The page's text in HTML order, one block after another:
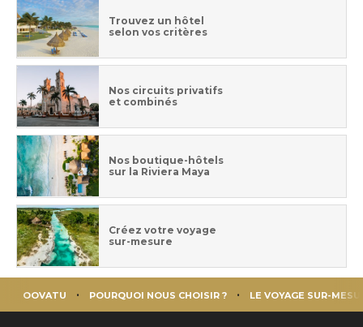
Trouvez un hôtel
selon vos critères
Nos circuits privatifs
et combinés
Nos boutique-hôtels
sur la Riviera Maya
Créez votre voyage
sur-mesure
OOVATU POURQUOI NOUS CHOISIR ? LE VOYAGE SUR-